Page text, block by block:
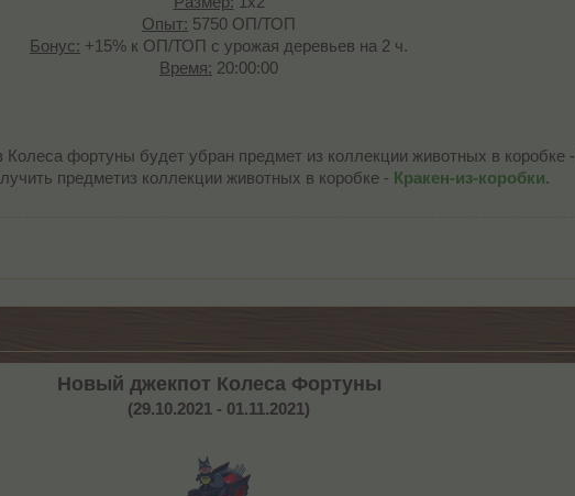
Опыт: 5750 ОП/ТОП
Бонус: +15% к ОП/ТОП c урожая деревьев на 2 ч.
Время: 20:00:00​
Колеса фортуны будет убран предмет из коллекции животных в коробке -
предметиз коллекции животных в коробке - Кракен-из-коробки.
Новый джекпот Колеса Фортуны
(29.10.2021 - 01.11.2021)